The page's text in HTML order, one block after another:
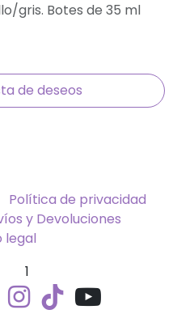
gris. Botes de 35 ml
de deseos
Política de privacidad
y Devoluciones
legal